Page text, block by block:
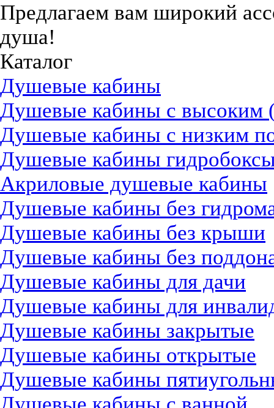
Предлагаем вам широкий
душа!
Каталог
Душевые кабины
Душевые кабины с высоким
Душевые кабины с низким
Душевые кабины
Акриловые душевые кабины
Душевые кабины без
Душевые кабины без крыши
Душевые кабины без
Душевые кабины для дачи
Душевые кабины для
Душевые кабины закрытые
Душевые кабины открытые
Душевые кабины